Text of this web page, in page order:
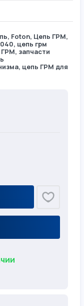
, Foton, Цепь ГРМ,
цепь грм
запчасти
цепь ГРМ для